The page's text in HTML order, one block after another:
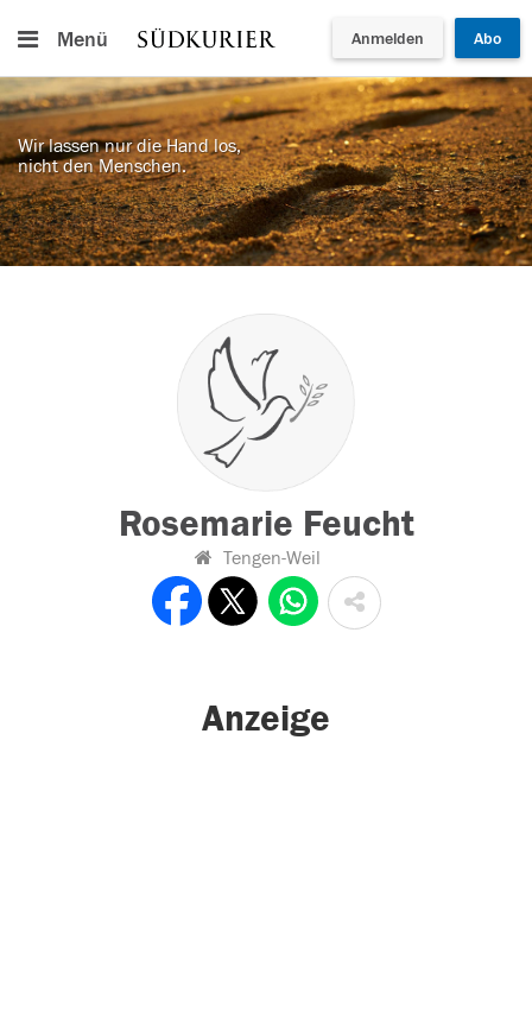
Menü Anmelden Abo
Wir lassen nur die Hand los,
nicht den Menschen.
Rosemarie Feucht
Tengen-Weil
Anzeige